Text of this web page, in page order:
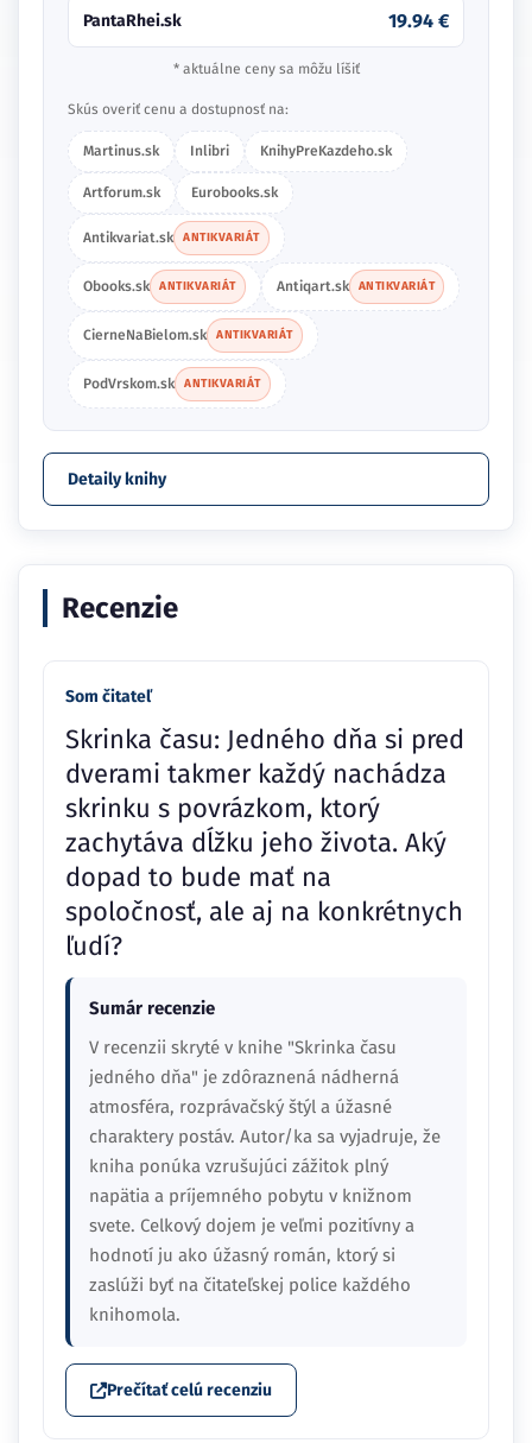
PantaRhei.sk 19.94 €
* aktuálne ceny sa môžu líšiť
Skús overiť cenu a dostupnosť na:
Martinus.sk Inlibri KnihyPreKazdeho.sk
Artforum.sk Eurobooks.sk
Antikvariat.sk ANTIKVARIÁT
Obooks.sk ANTIKVARIÁT Antiqart.sk ANTIKVARIÁT
CierneNaBielom.sk ANTIKVARIÁT
PodVrskom.sk ANTIKVARIÁT
Detaily knihy
Recenzie
Som čitateľ
Skrinka času: Jedného dňa si pred
dverami takmer každý nachádza
skrinku s povrázkom, ktorý
zachytáva dĺžku jeho života. Aký
dopad to bude mať na
spoločnosť, ale aj na konkrétnych
ľudí?
Sumár recenzie
V recenzii skryté v knihe "Skrinka času
jedného dňa" je zdôraznená nádherná
atmosféra, rozprávačský štýl a úžasné
charaktery postáv. Autor/ka sa vyjadruje, že
kniha ponúka vzrušujúci zážitok plný
napätia a príjemného pobytu v knižnom
svete. Celkový dojem je veľmi pozitívny a
hodnotí ju ako úžasný román, ktorý si
zaslúži byť na čitateľskej police každého
knihomola.
Prečítať celú recenziu